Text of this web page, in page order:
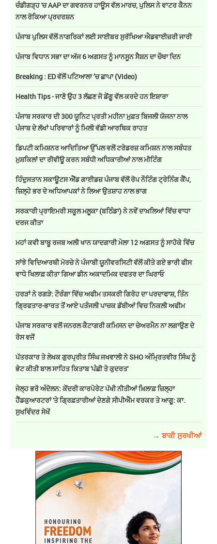
ਚੰਡੀਗੜ੍ਹ 'ਚ AAP ਦਾ ਗਵਰਨਰ ਹਾਊਸ ਵੱਲ ਮਾਰਚ, ਪੁਲਿਸ ਨੇ ਵਾਟਰ ਕੈਨਨ
ਨਾਲ ਰੋਕਿਆ ਪ੍ਰਦਰਸ਼ਨ
ਪੰਜਾਬ ਪੁਲਿਸ ਵੱਲੋਂ ਨਾਗਰਿਕਾਂ ਲਈ ਸਾਈਬਰ ਸੁਰੱਖਿਆ ਐਡਵਾਈਜ਼ਰੀ ਜਾਰੀ
ਪੰਜਾਬ ਵਿਧਾਨ ਸਭਾ ਦਾ ਅੱਜ 6 ਅਗਸਤ ਨੂੰ ਮਾਨਸੂਨ ਸੈਸ਼ਨ ਦਾ ਚੌਥਾ ਦਿਨ
Breaking : ED ਵੱਲੋਂ ਪਟਿਆਲਾ ’ਚ ਛਾਪਾ (Video)
Health Tips - ਜਾਣੋ ਉਹ 3 ਲੱਛਣ ਜੋ ਡੇਂਗੂ ਵੱਲ ਕਰਦੇ ਹਨ ਇਸ਼ਾਰਾ
ਪੰਜਾਬ ਸਰਕਾਰ ਦੀ 300 ਯੂਨਿਟ ਪ੍ਰਤੀ ਮਹੀਨਾ ਮੁਫ਼ਤ ਬਿਜਲੀ ਯੋਜਨਾ ਨਾਲ
ਪੰਜਾਬ ਦੇ ਲੱਖਾਂ ਪਰਿਵਾਰਾਂ ਨੂੰ ਮਿਲੀ ਵੱਡੀ ਆਰਥਿਕ ਰਾਹਤ
ਡਿਪਟੀ ਕਮਿਸ਼ਨਰ ਆਦਿਤਿਆ ਉੱਪਲ ਵਲੋਂ ਟਰੇਡਰਜ਼ ਕਮਿਸ਼ਨ ਨਾਲ ਸਬੰਧਤ
ਮੁਸ਼ਕਿਲਾਂ ਦਾ ਰੀਵੀਊ ਕਰਨ ਸਬੰਧੀ ਅਧਿਕਾਰੀਆਂ ਨਾਲ ਮੀਟਿੰਗ
ਹਿੰਦੁਸਤਾਨ ਸਕਾਊਟਸ ਐਂਡ ਗਾਈਡਜ਼ ਪੰਜਾਬ ਵੱਲੋਂ ਰੋਪ ਨੌਟਿੰਗ ਟ੍ਰੇਨਿੰਗ ਕੈਂਪ,
ਜ਼ਿਲ੍ਹੇ ਭਰ ਦੇ ਅਧਿਆਪਕਾਂ ਨੇ ਲਿਆ ਉਤਸ਼ਾਹ ਨਾਲ ਭਾਗ
ਸਰਕਾਰੀ ਪ੍ਰਾਇਮਰੀ ਸਕੂਲ ਮਲੂਕਾ (ਬਠਿੰਡਾ) ਨੇ ਨਵੇਂ ਦਾਖ਼ਲਿਆਂ ਵਿੱਚ ਵਾਧਾ
ਦਰਜ ਕੀਤਾ
ਮਹਾਂ ਕਵੀ ਬਾਬੂ ਰਜਬ ਅਲੀ ਖਾਨ ਯਾਦਗਾਰੀ ਮੇਲਾ 12 ਅਗਸਤ ਨੂੰ ਸਾਹੋਕੇ ਵਿੱਚ
ਸਾਂਝੇ ਵਿਦਿਆਰਥੀ ਮੋਰਚੇ ਨੇ ਪੰਜਾਬੀ ਯੂਨੀਵਰਸਿਟੀ ਵੱਲੋਂ ਕੀਤੇ ਗਏ ਭਾਰੀ ਫੀਸ
ਵਾਧੇ ਖਿਲਾਫ਼ ਕੀਤਾ ਗਿਆ ਡੀਨ ਅਕਾਦਮਿਕ ਦਫਤਰ ਦਾ ਘਿਰਾਓ
ਹਰੜਾਂ ਨੇ ਰਗੜੇ: ਟੌਰੰਗਾ ਵਿੱਚ ਅਫੀਮ ਤਸਕਰੀ ਗਿਰੋਹ ਦਾ ਪਰਦਾਫਾਸ਼, ਤਿੰਨ
ਗ੍ਰਿਫਤਾਰ-ਭਾਰਤ ਤੋਂ ਆਏ ਪਤੰਜਲੀ ਪਾਚਕ ਡੱਬੀਆਂ ਵਿਚ ਨਿਕਲੀ ਅਫੀਮ
ਪੰਜਾਬ ਸਰਕਾਰ ਵਲੋਂ ਜਨਰਲ ਕੈਟਾਗਰੀ ਕਮਿਸਨ ਦਾ ਚੇਅਰਮੈਨ ਨਾ ਲਗਾਉਣ ਦੇ
ਰੋਸ ਵਜੋਂ
ਪੱਤਰਕਾਰ ਤੇ ਲੇਖਕ ਗੁਰਪ੍ਰੀਤ ਸਿੰਘ ਜਖਵਾਲੀ ਨੇ SHO ਅੰਮ੍ਰਿਤਵੀਰ ਸਿੰਘ ਨੂੰ
ਭੇਟ ਕੀਤੀ ਬਾਲ ਸਾਹਿਤ ਕਿਤਾਬ 'ਪੰਛੀ ਤੇ ਕੁਦਰਤ'
ਜੇਲ੍ਹ ਭਰੋ ਅੰਦੋਲਨ: ਕੇਂਦਰੀ ਕਾਰਪੋਰੇਟ ਪੱਖੀ ਨੀਤੀਆਂ ਖ਼ਿਲਾਫ਼ ਜ਼ਿਲ੍ਹਾ
ਹੈੱਡਕੁਆਰਟਰਾਂ 'ਤੇ ਗ੍ਰਿਫ਼ਤਾਰੀਆਂ ਦੇਣਗੇ ਸੀਪੀਐੱਮ ਵਰਕਰ ਤੇ ਆਗੂ: ਕਾ.
ਸੁਖਵਿੰਦਰ ਸੇਖੋਂ
→ ਬਾਕੀ ਸੁਰਖੀਆਂ